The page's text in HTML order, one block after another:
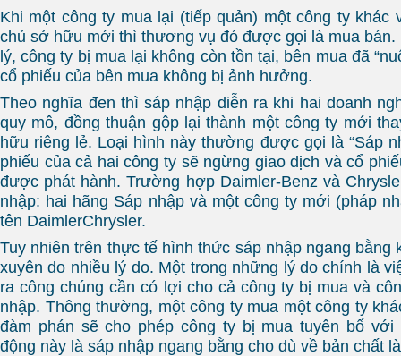
Khi một công ty mua lại (tiếp quản) một công ty khác
chủ sở hữu mới thì thương vụ đó được gọi là mua
lý, công ty bị mua lại không còn tồn tại, bên mua đã
cổ phiếu của bên mua không bị ảnh hưởng.
Theo nghĩa đen thì sáp nhập diễn ra khi hai doanh
quy mô, đồng thuận gộp lại thành một công ty mới
hữu riêng lẻ. Loại hình này thường được gọi là “Sáp
phiếu của cả hai công ty sẽ ngừng giao dịch và cổ
được phát hành. Trường hợp Daimler-Benz và
nhập: hai hãng Sáp nhập và một công ty mới (pháp
tên DaimlerChrysler.
Tuy nhiên trên thực tế hình thức sáp nhập ngang bằng
xuyên do nhiều lý do. Một trong những lý do chính là
ra công chúng cần có lợi cho cả công ty bị mua và
nhập. Thông thường, một công ty mua một công ty
đàm phán sẽ cho phép công ty bị mua tuyên bố với
động này là sáp nhập ngang bằng cho dù về bản chất